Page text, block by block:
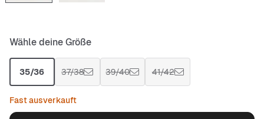
Wähle deine Größe
35/36 37/38 39/40 41/42
Fast ausverkauft